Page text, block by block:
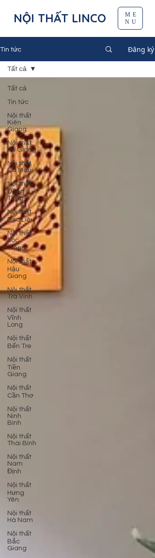
NỘI THẤT LINCO
ME
NU
Tin tức Đăng ký
Tất cả
Tin tức
Nội thất
Kiên
Giang
Nội thất
An Giang
Nội thất
Cà Mau
Nội thất
Đồng
Tháp
Nội thất
Bạc Liêu
Nội thất
Sóc
Trăng
Nội thất
Hậu
Giang
Nội thất
Trà Vinh
Nội thất
Vĩnh
Long
Nội thất
Bến Tre
Nội thất
Tiền
Giang
Nội thất
Cần Thơ
Nội thất
Ninh
Bình
Nội thất
Thái Bình
Nội thất
Nam
Định
Nội thất
Hưng
Yên
Nội thất
Hà Nam
Nội thất
Bắc
Giang
Tất cả